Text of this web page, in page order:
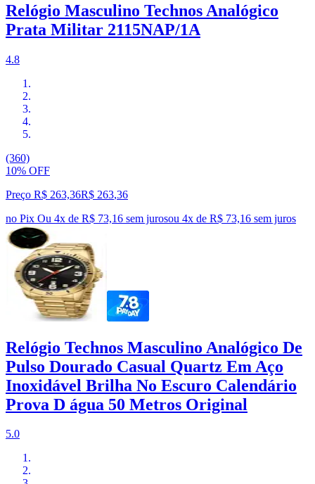
Relógio Masculino Technos Analógico
Prata Militar 2115NAP/1A
4.8
(360)
10% OFF
Preço R$ 263,36R$ 263,36
no Pix Ou 4x de R$ 73,16 sem jurosou 4x de R$ 73,16 sem juros
Relógio Technos Masculino Analógico De
Pulso Dourado Casual Quartz Em Aço
Inoxidável Brilha No Escuro Calendário
Prova D água 50 Metros Original
5.0